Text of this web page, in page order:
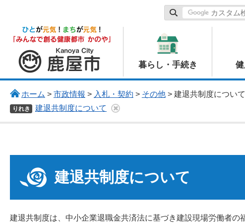
鹿屋市
暮らし・手続き
ホーム > 市政情報 > 入札・契約 > その他> 建退共制度について
りれき 建退共制度について
建退共制度について
建退共制度は、中小企業退職金共済法に基づき建設現場労働者